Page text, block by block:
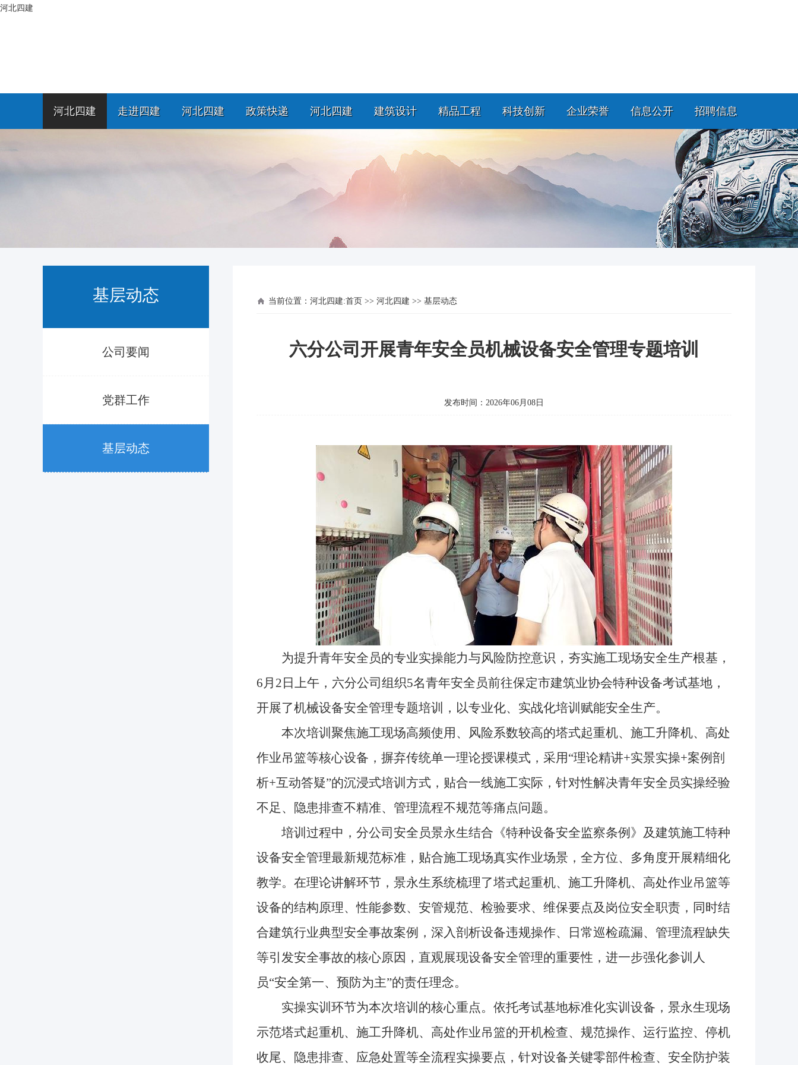
河北四建
河北四建 走进四建 河北四建 政策快递 河北四建 建筑设计 精品工程 科技创新 企业荣誉 信息公开 招聘信息
基层动态
公司要闻
党群工作
基层动态
当前位置： 河北四建:首页 >> 河北四建 >> 基层动态
六分公司开展青年安全员机械设备安全管理专题培训
发布时间：2026年06月08日
为提升青年安全员的专业实操能力与风险防控意识，夯实施工现场安全生产根基，
6月2日上午，六分公司组织5名青年安全员前往保定市建筑业协会特种设备考试基地，
开展了机械设备安全管理专题培训，以专业化、实战化培训赋能安全生产。
本次培训聚焦施工现场高频使用、风险系数较高的塔式起重机、施工升降机、高处
作业吊篮等核心设备，摒弃传统单一理论授课模式，采用“理论精讲+实景实操+案例剖
析+互动答疑”的沉浸式培训方式，贴合一线施工实际，针对性解决青年安全员实操经验
不足、隐患排查不精准、管理流程不规范等痛点问题。
培训过程中，分公司安全员景永生结合《特种设备安全监察条例》及建筑施工特种
设备安全管理最新规范标准，贴合施工现场真实作业场景，全方位、多角度开展精细化
教学。在理论讲解环节，景永生系统梳理了塔式起重机、施工升降机、高处作业吊篮等
设备的结构原理、性能参数、安管规范、检验要求、维保要点及岗位安全职责，同时结
合建筑行业典型安全事故案例，深入剖析设备违规操作、日常巡检疏漏、管理流程缺失
等引发安全事故的核心原因，直观展现设备安全管理的重要性，进一步强化参训人
员“安全第一、预防为主”的责任理念。
实操实训环节为本次培训的核心重点。依托考试基地标准化实训设备，景永生现场
示范塔式起重机、施工升降机、高处作业吊篮的开机检查、规范操作、运行监控、停机
收尾、隐患排查、应急处置等全流程实操要点，针对设备关键零部件检查、安全防护装